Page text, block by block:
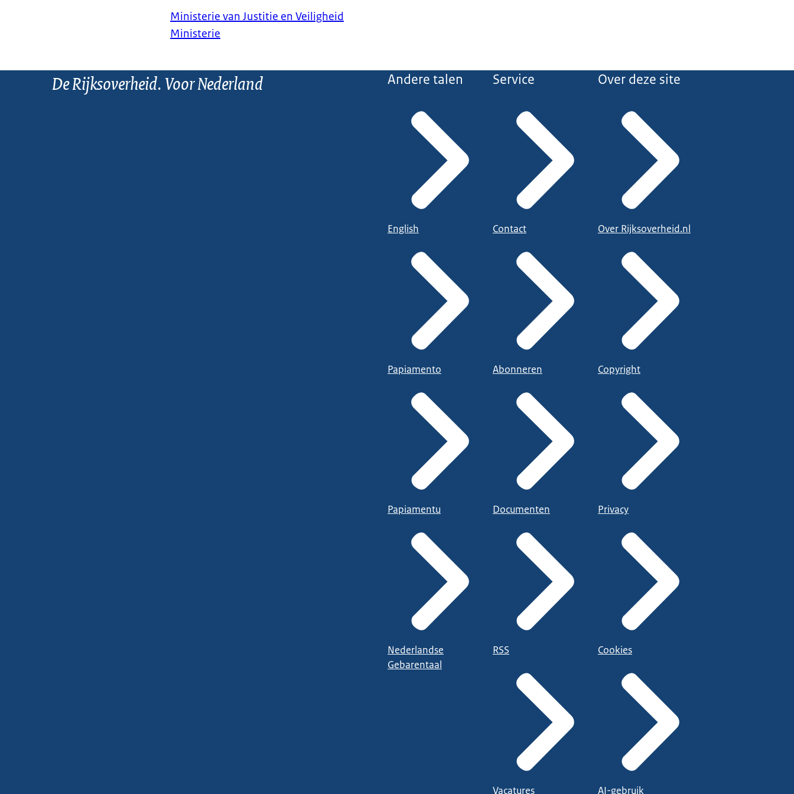
Ministerie van Justitie en Veiligheid
Ministerie
De Rijksoverheid. Voor Nederland Andere talen
English
Papiamento
Papiamentu
Nederlandse
Gebarentaal
Service
Contact
Abonneren
Documenten
RSS
Vacatures
Over deze site
Over Rijksoverheid.nl
Copyright
Privacy
Cookies
AI-gebruik